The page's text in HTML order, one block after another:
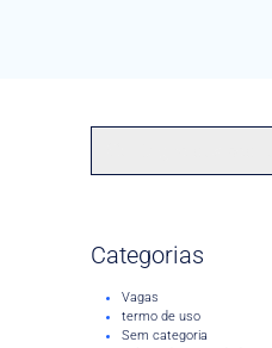
Categorias
Vagas
termo de uso
Sem categoria